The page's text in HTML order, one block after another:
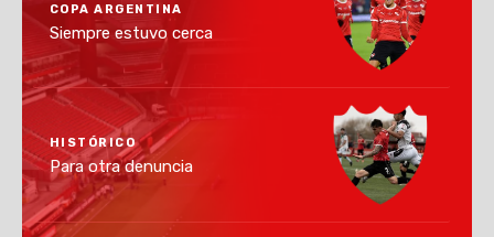
COPA ARGENTINA
Siempre estuvo cerca
HISTÓRICO
Para otra denuncia